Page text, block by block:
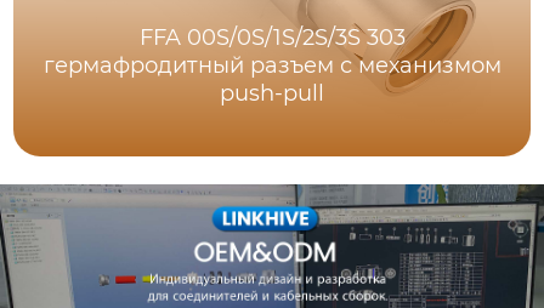
FFA 00S/0S/1S/2S/3S 303
гермафродитный разъем с механизмом
push-pull